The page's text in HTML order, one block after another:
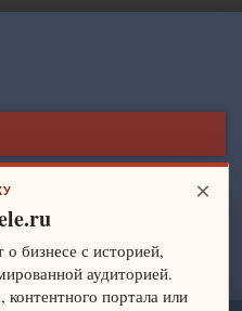
×
бизнесе с историей,
аудиторией.
портала или